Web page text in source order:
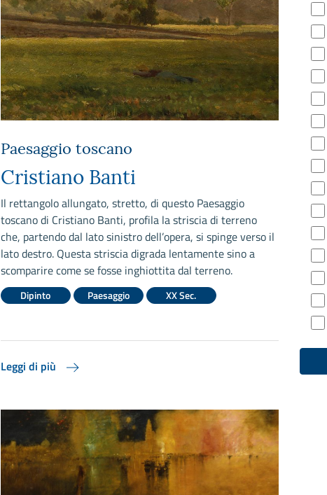
Paesaggio toscano
Cristiano Banti
Il rettangolo allungato, stretto, di questo Paesaggio
toscano di Cristiano Banti, profila la striscia di terreno
che, partendo dal lato sinistro dell’opera, si spinge verso il
lato destro. Questa striscia digrada lentamente sino a
scomparire come se fosse inghiottita dal terreno.
Dipinto Paesaggio XX Sec.
Leggi di più